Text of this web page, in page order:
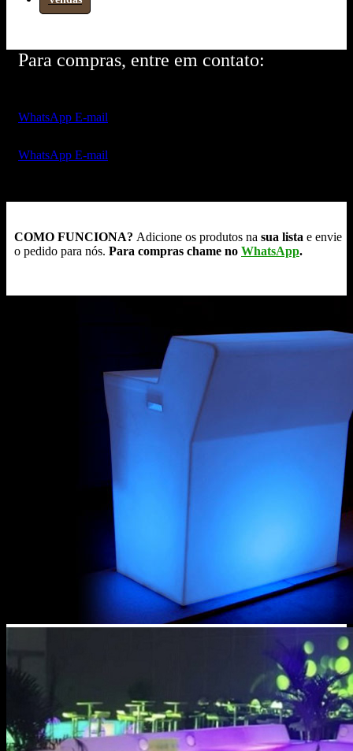
Para compras, entre em contato:
WhatsApp E-mail
WhatsApp E-mail
COMO FUNCIONA? Adicione os produtos na sua lista e envie
o pedido para nós. Para compras chame no WhatsApp.